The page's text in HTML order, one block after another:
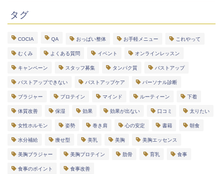
タグ
COCIA QA おっぱい整体 お手軽メニュー これやって
むくみ よくある質問 イベント オンラインレッスン
キャンペーン スタッフ募集 タンパク質 バストアップ
バストアップできない バストアップケア パーソナル診断
ブラジャー プロテイン マインド ルーティーン 下着
体質改善 保湿 効果 効果が出ない 口コミ 太りたい
女性ホルモン 姿勢 巻き肩 心の安定 書籍 朝食
水分補給 痩せ型 美乳 美胸 美胸エッセンス
美胸ブラジャー 美胸プロテイン 肋骨 育乳 食事
食事のポイント 食事改善